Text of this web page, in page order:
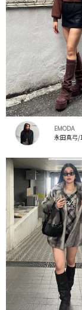
EMODA
永田真弓/